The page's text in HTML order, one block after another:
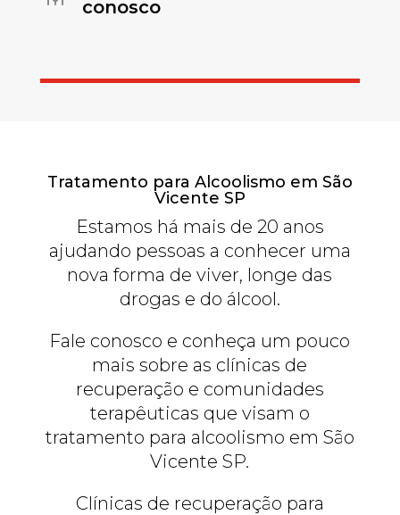
conosco
Tratamento para Alcoolismo em São
Vicente SP
Estamos há mais de 20 anos
ajudando pessoas a conhecer uma
nova forma de viver, longe das
drogas e do álcool.
Fale conosco e conheça um pouco
mais sobre as clínicas de
recuperação e comunidades
terapêuticas que visam o
tratamento para alcoolismo em São
Vicente SP.
Clínicas de recuperação para